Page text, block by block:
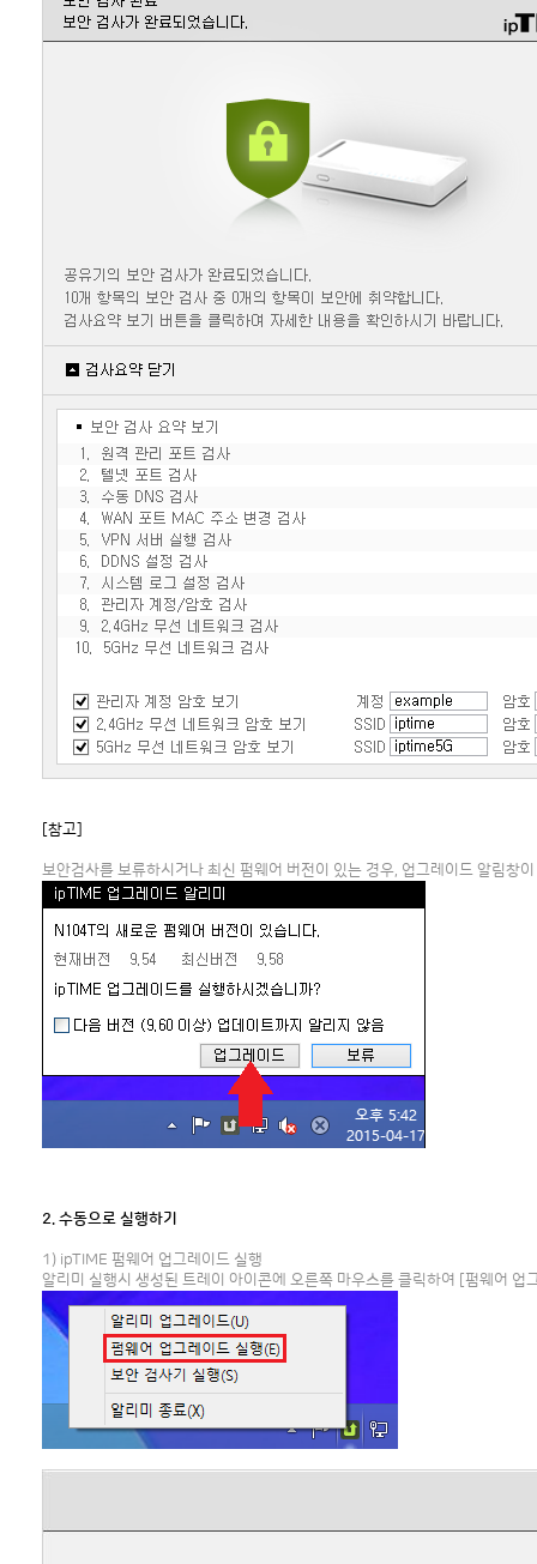
[참고]
보안검사를 보류하시거나 최신 펌웨어 버전이 있는 경우, 업그레이드 알림창
2. 수동으로 실행하기
1) ipTIME 펌웨어 업그레이드 실행
알리미 실행시 생성된 트레이 아이콘에 오른쪽 마우스를 클릭하여 [펌웨어 업